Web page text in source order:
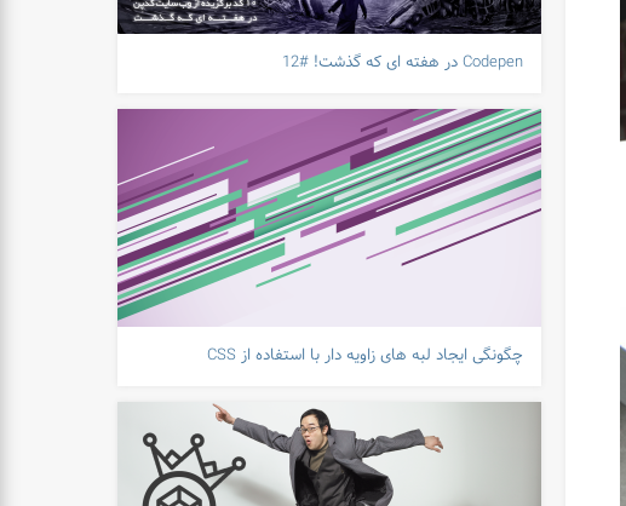
Codepen در هفته ای که گذشت! #12
چگونگی ایجاد لبه های زاویه دار با استفاده از CSS